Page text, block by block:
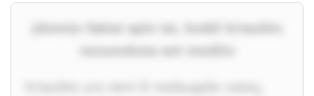
Įdomūs faktai apie tai, kodėl kriaušės
nesunoksta ant medžio